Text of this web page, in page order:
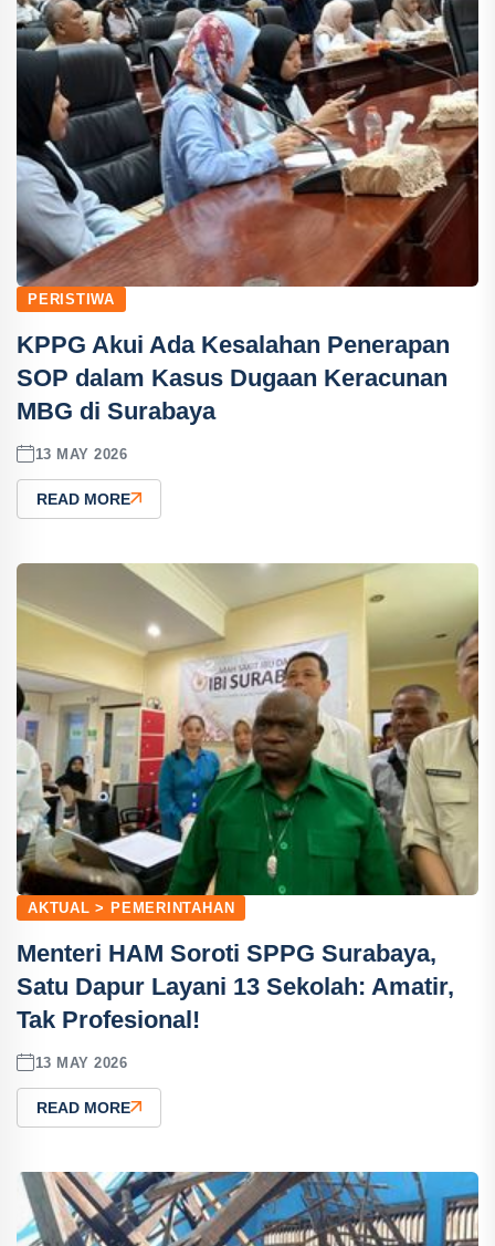
PERISTIWA
KPPG Akui Ada Kesalahan Penerapan
SOP dalam Kasus Dugaan Keracunan
MBG di Surabaya
13 MAY 2026
READ MORE
AKTUAL > PEMERINTAHAN
Menteri HAM Soroti SPPG Surabaya,
Satu Dapur Layani 13 Sekolah: Amatir,
Tak Profesional!
13 MAY 2026
READ MORE